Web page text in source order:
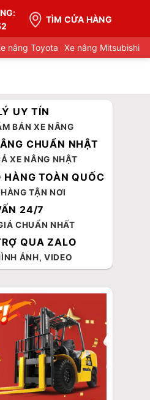
TÌM CỬA HÀNG
nâng Toyota Xe nâng Mitsubishi
UY TÍN
BÁN XE NÂNG
CHUẨN NHẬT
XE NÂNG NHẬT
HÀNG TOÀN QUỐC
TẬN NƠI
24/7
CHUẨN NHẤT
QUA ZALO
ẢNH, VIDEO